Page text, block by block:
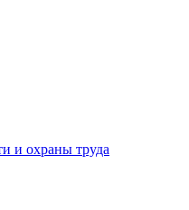
и охраны труда